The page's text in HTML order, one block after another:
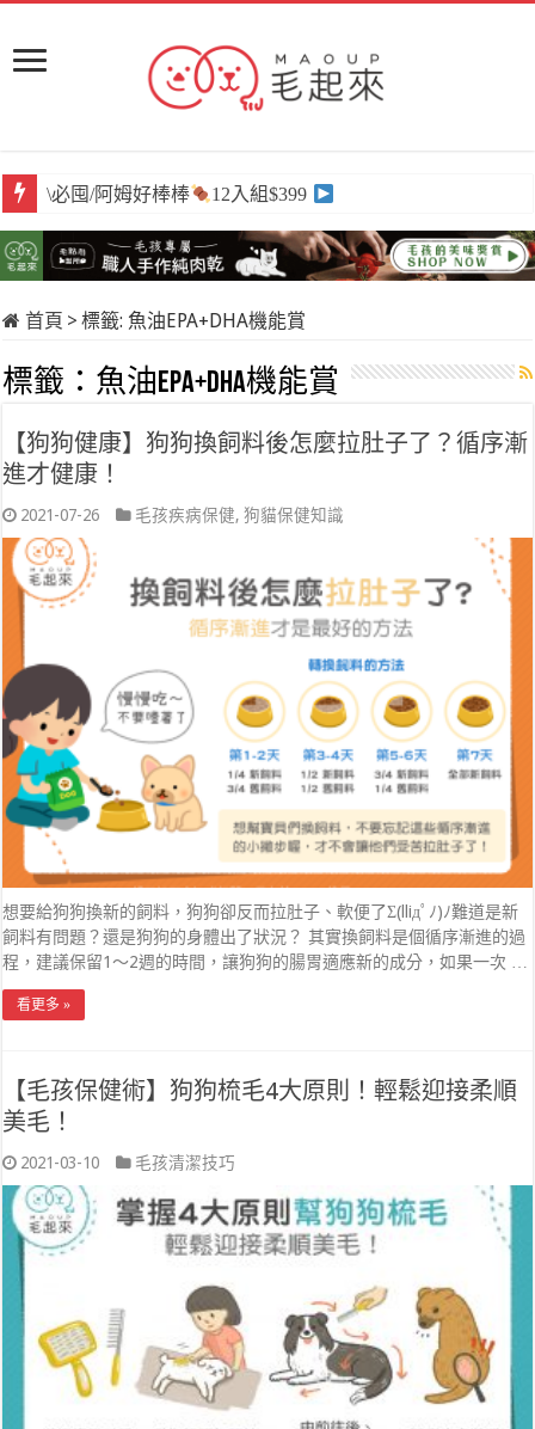
\必囤/阿姆好棒棒 12入組$399
首頁 > 標籤: 魚油EPA+DHA機能賞
標籤： 魚油EPA+DHA機能賞
【狗狗健康】狗狗換飼料後怎麼拉肚子了？循序漸
進才健康！
2021-07-26 毛孩疾病保健,狗貓保健知識
想要給狗狗換新的飼料，狗狗卻反而拉肚子、軟便了Σ(lliдﾟﾉ)ﾉ難道是新
飼料有問題？還是狗狗的身體出了狀況？ 其實換飼料是個循序漸進的過
程，建議保留1～2週的時間，讓狗狗的腸胃適應新的成分，如果一次 …
看更多 »
【毛孩保健術】狗狗梳毛4大原則！輕鬆迎接柔順
美毛！
2021-03-10 毛孩清潔技巧